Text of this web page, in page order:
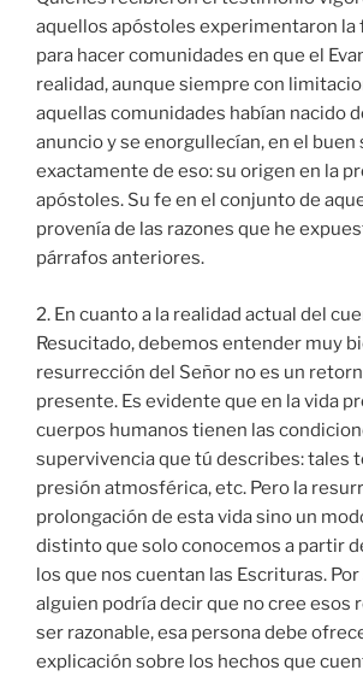
aquellos apóstoles experimentaron la
para hacer comunidades en que el
realidad, aunque siempre con
aquellas comunidades habían nacido
anuncio y se enorgullecían, en el buen
exactamente de eso: su origen en la
apóstoles. Su fe en el conjunto de
provenía de las razones que he
párrafos anteriores.
2. En cuanto a la realidad actual del
Resucitado, debemos entender muy
resurrección del Señor no es un
presente. Es evidente que en la vida
cuerpos humanos tienen las
supervivencia que tú describes: tales
presión atmosférica, etc. Pero la
prolongación de esta vida sino un
distinto que solo conocemos a partir
los que nos cuentan las Escrituras.
alguien podría decir que no cree esos
ser razonable, esa persona debe
explicación sobre los hechos que